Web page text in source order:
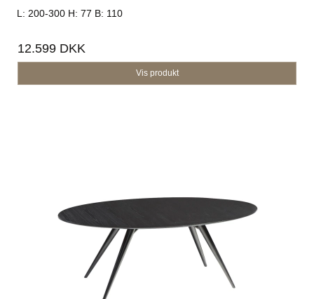
L: 200-300 H: 77 B: 110
12.599 DKK
Vis produkt